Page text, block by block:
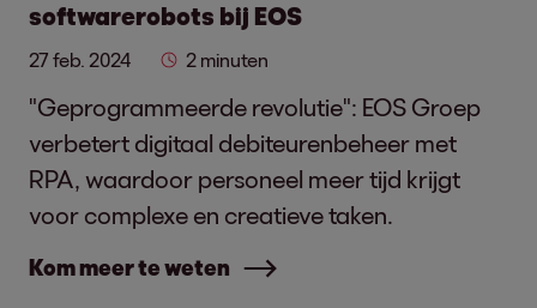
softwarerobots bij EOS
27 feb. 2024 2 minuten
"Geprogrammeerde revolutie": EOS Groep
verbetert digitaal debiteurenbeheer met
RPA, waardoor personeel meer tijd krijgt
voor complexe en creatieve taken.
Kom meer te weten